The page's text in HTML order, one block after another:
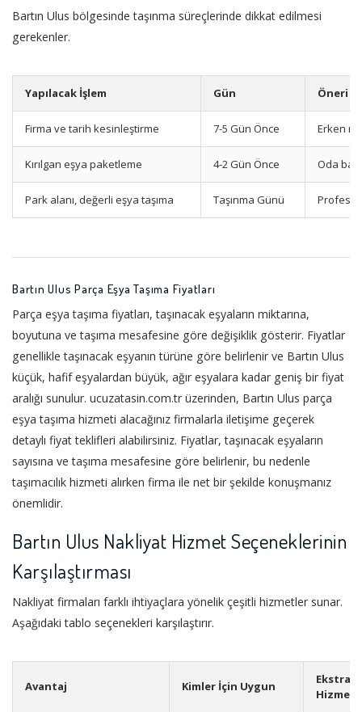
Bartın Ulus bölgesinde taşınma süreçlerinde dikkat edilmesi
gerekenler.
Yapılacak İşlem Gün Öneri
Firma ve tarih kesinleştirme 7-5 Gün Önce Erken
Kırılgan eşya paketleme 4-2 Gün Önce Oda
Park alanı, değerli eşya taşıma Taşınma Günü
Bartın Ulus Parça Eşya Taşıma Fiyatları
Parça eşya taşıma fiyatları, taşınacak eşyaların miktarına,
boyutuna ve taşıma mesafesine göre değişiklik gösterir. Fiyatlar
genellikle taşınacak eşyanın türüne göre belirlenir ve Bartın Ulus
küçük, hafif eşyalardan büyük, ağır eşyalara kadar geniş bir fiyat
aralığı sunulur. ucuzatasin.com.tr üzerinden, Bartın Ulus parça
eşya taşıma hizmeti alacağınız firmalarla iletişime geçerek
detaylı fiyat teklifleri alabilirsiniz. Fiyatlar, taşınacak eşyaların
sayısına ve taşıma mesafesine göre belirlenir, bu nedenle
taşımacılık hizmeti alırken firma ile net bir şekilde konuşmanız
önemlidir.
Bartın Ulus Nakliyat Hizmet Seçeneklerinin
Karşılaştırması
Nakliyat firmaları farklı ihtiyaçlara yönelik çeşitli hizmetler sunar.
Aşağıdaki tablo seçenekleri karşılaştırır.
Avantaj Kimler İçin Uygun
Ekstra